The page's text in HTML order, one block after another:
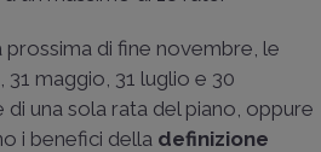
di fine novembre, le
maggio, 31 luglio e 30
una sola rata del piano, oppure
i benefici della definizione